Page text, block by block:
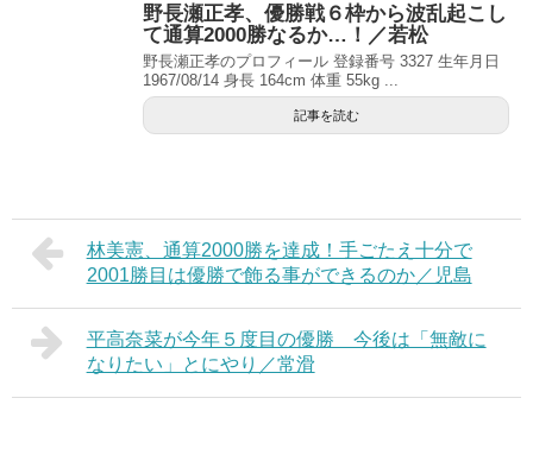
野長瀬正孝、優勝戦６枠から波乱起こし
て通算2000勝なるか…！／若松
野長瀬正孝のプロフィール 登録番号 3327 生年月日
1967/08/14 身長 164cm 体重 55kg ...
記事を読む
林美憲、通算2000勝を達成！手ごたえ十分で
2001勝目は優勝で飾る事ができるのか／児島
平高奈菜が今年５度目の優勝 今後は「無敵に
なりたい」とにやり／常滑